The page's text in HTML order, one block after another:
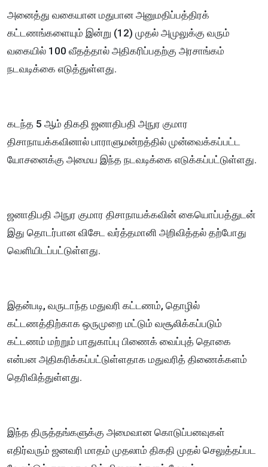
அனைத்து வகையான மதுபான அனுமதிப்பத்திரக்
கட்டணங்களையும் இன்று (12) முதல் அமுலுக்கு வரும்
வகையில் 100 வீதத்தால் அதிகரிப்பதற்கு அரசாங்கம்
நடவடிக்கை எடுத்துள்ளது.
கடந்த 5 ஆம் திகதி ஜனாதிபதி அநுர குமார
திசாநாயக்கவினால் பாராளுமன்றத்தில் முன்வைக்கப்பட்ட
யோசனைக்கு அமைய இந்த நடவடிக்கை எடுக்கப்பட்டுள்ளது.
ஜனாதிபதி அநுர குமார திசாநாயக்கவின் கையொப்பத்துடன்
இது தொடர்பான விசேட வர்த்தமானி அறிவித்தல் தற்போது
வெளியிடப்பட்டுள்ளது.
இதன்படி, வருடாந்த மதுவரி கட்டணம், தொழில்
கட்டணத்திற்காக ஒருமுறை மட்டும் வசூலிக்கப்படும்
கட்டணம் மற்றும் பாதுகாப்பு பிணைக் வைப்புத் தொகை
என்பன அதிகரிக்கப்பட்டுள்ளதாக மதுவரித் திணைக்களம்
தெரிவித்துள்ளது.
இந்த திருத்தங்களுக்கு அமைவான கொடுப்பனவுகள்
எதிர்வரும் ஜனவரி மாதம் முதலாம் திகதி முதல் செலுத்தப்பட